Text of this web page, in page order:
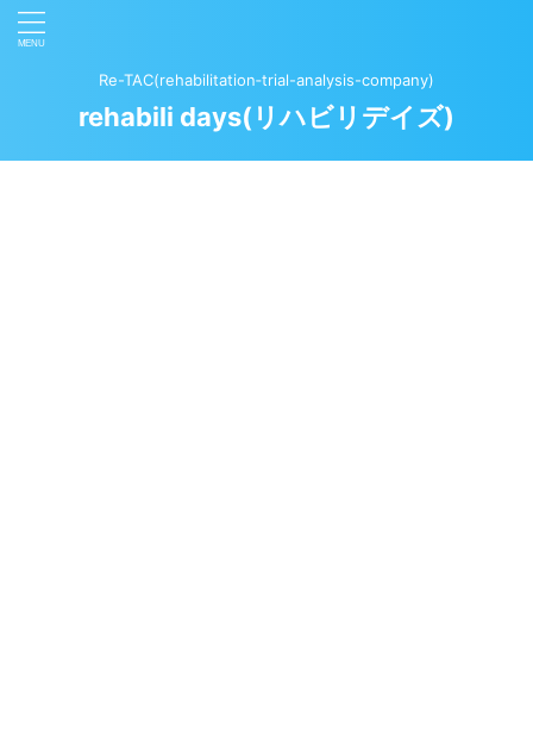
Re-TAC(rehabilitation‐trial-analysis-company)
rehabili days(リハビリデイズ)